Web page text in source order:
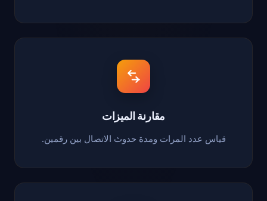
مقارنة الميزات
قياس عدد المرات ومدة حدوث الاتصال بين رقمين.